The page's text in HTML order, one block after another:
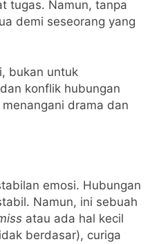
tugas. Namun, tanpa
demi seseorang yang
bukan untuk
konflik hubungan
drama dan
emosi. Hubungan
Namun, ini sebuah
atau ada hal kecil
berdasar), curiga